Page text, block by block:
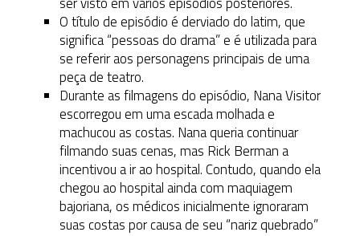
O título de episódio é derviado do latim, que
significa “pessoas do drama” e é utilizada para
se referir aos personagens principais de uma
peça de teatro.
Durante as filmagens do episódio, Nana Visitor
escorregou em uma escada molhada e
machucou as costas. Nana queria continuar
filmando suas cenas, mas Rick Berman a
incentivou a ir ao hospital. Contudo, quando ela
chegou ao hospital ainda com maquiagem
bajoriana, os médicos inicialmente ignoraram
suas costas por causa de seu “nariz quebrado”